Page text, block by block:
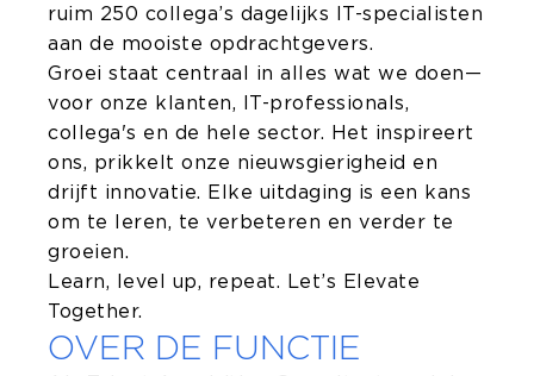
ruim 250 collega’s dagelijks IT-specialisten
aan de mooiste opdrachtgevers.
Groei staat centraal in alles wat we doen—
voor onze klanten, IT-professionals,
collega's en de hele sector. Het inspireert
ons, prikkelt onze nieuwsgierigheid en
drijft innovatie. Elke uitdaging is een kans
om te leren, te verbeteren en verder te
groeien.
Learn, level up, repeat. Let’s Elevate
Together.
OVER DE FUNCTIE